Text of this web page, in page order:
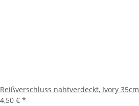
Reißverschluss nahtverdeckt, Ivory 35cm
4,50 € *